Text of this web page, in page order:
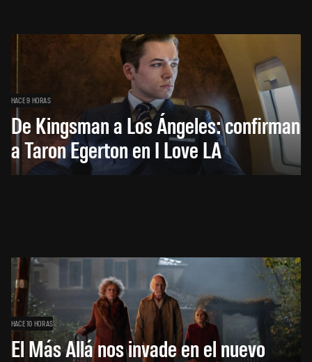
HACE 9 HORAS
De Kingsman a Los Ángeles: confirman
a Taron Egerton en I Love LA
HACE 10 HORAS
El Más Allá nos invade en el nuevo